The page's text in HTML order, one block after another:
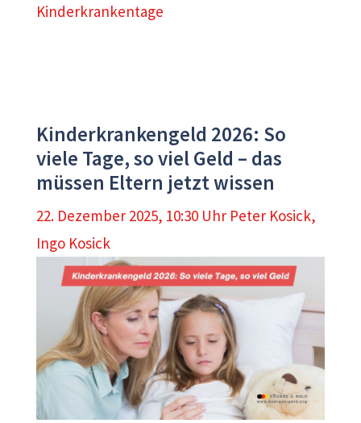
Kinderkrankentage
Kinderkrankengeld 2026: So
viele Tage, so viel Geld – das
müssen Eltern jetzt wissen
22. Dezember 2025, 10:30 Uhr Peter Kosick,
Ingo Kosick